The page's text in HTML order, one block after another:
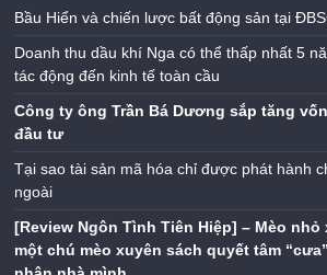
Bầu Hiển và chiến lược bất động sản tại
Doanh thu dầu khí Nga có thể thấp nhất 5
tác động đến kinh tế toàn cầu
Công ty ông Trần Bá Dương sắp tăng
đầu tư
Tại sao tài sản mã hóa chỉ được phát hành
ngoài
[Review Ngôn Tình Tiên Hiệp] – Mèo
một chú mèo xuyên sách quyết tâm